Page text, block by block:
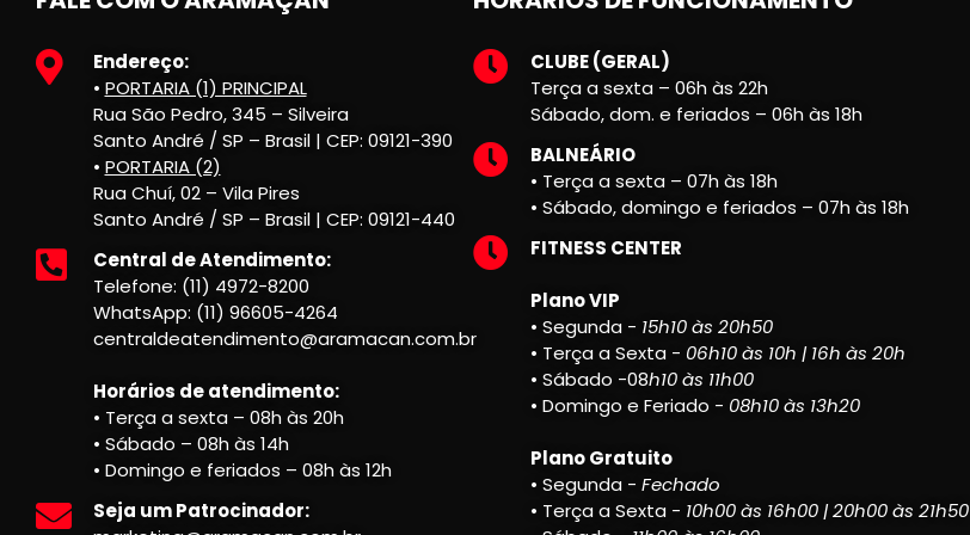
Endereço:
• PORTARIA (1) PRINCIPAL
Rua São Pedro, 345 – Silveira
Santo André / SP – Brasil | CEP: 09121-390
• PORTARIA (2)
Rua Chuí, 02 – Vila Pires
Santo André / SP – Brasil | CEP: 09121-440
Central de Atendimento:
Telefone: (11) 4972-8200
WhatsApp: (11) 96605-4264
centraldeatendimento@aramacan.com.br
Horários de atendimento:
• Terça a sexta – 08h às 20h
• Sábado – 08h às 14h
• Domingo e feriados – 08h às 12h
Seja um Patrocinador:
CLUBE (GERAL)
Terça a sexta – 06h às 22h
Sábado, dom. e feriados – 06h às 18h
BALNEÁRIO
• Terça a sexta – 07h às 18h
• Sábado, domingo e feriados – 07h às 18h
FITNESS CENTER
Plano VIP
• Segunda - 15h10 às 20h50
• Terça a Sexta - 06h10 às 10h | 16h às 20h
• Sábado -08h10 às 11h00
• Domingo e Feriado - 08h10 às 13h20
Plano Gratuito
• Segunda - Fechado
• Terça a Sexta - 10h00 às 16h00 | 20h00 às 21h50